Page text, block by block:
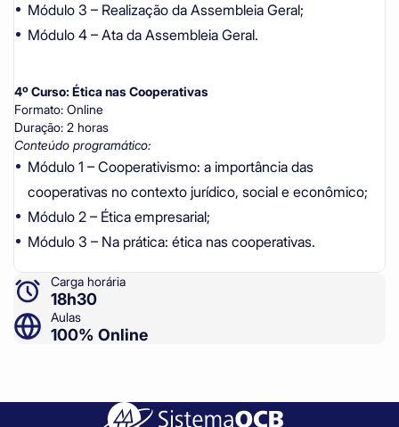
Módulo 3 – Realização da Assembleia Geral;
Módulo 4 – Ata da Assembleia Geral.
4º Curso: Ética nas Cooperativas
Formato: Online
Duração: 2 horas
Conteúdo programático:
Módulo 1 – Cooperativismo: a importância das
cooperativas no contexto jurídico, social e econômico;
Módulo 2 – Ética empresarial;
Módulo 3 – Na prática: ética nas cooperativas.
Carga horária
18h30
Aulas
100% Online